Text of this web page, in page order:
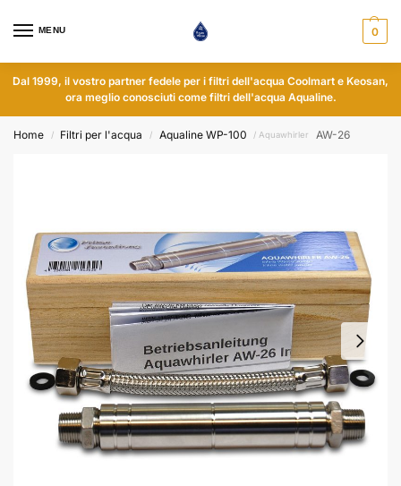
MENU 0
Dal 1999, il vostro partner fedele per i filtri dell'acqua Coolmart e Keosan,
ora meglio conosciuti come filtri dell'acqua Aqualine.
Home / Filtri per l'acqua / Aqualine WP-100 / Aquawhirler AW-26